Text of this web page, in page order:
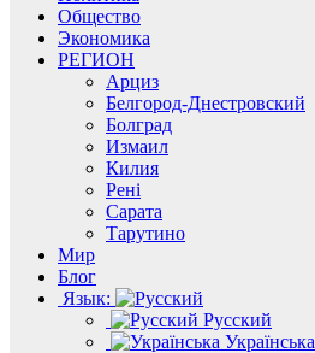
Общество
Экономика
РЕГИОН
Арциз
Белгород-Днестровский
Болград
Измаил
Килия
Рені
Сарата
Тарутино
Мир
Блог
Язык:
Русский
Українська